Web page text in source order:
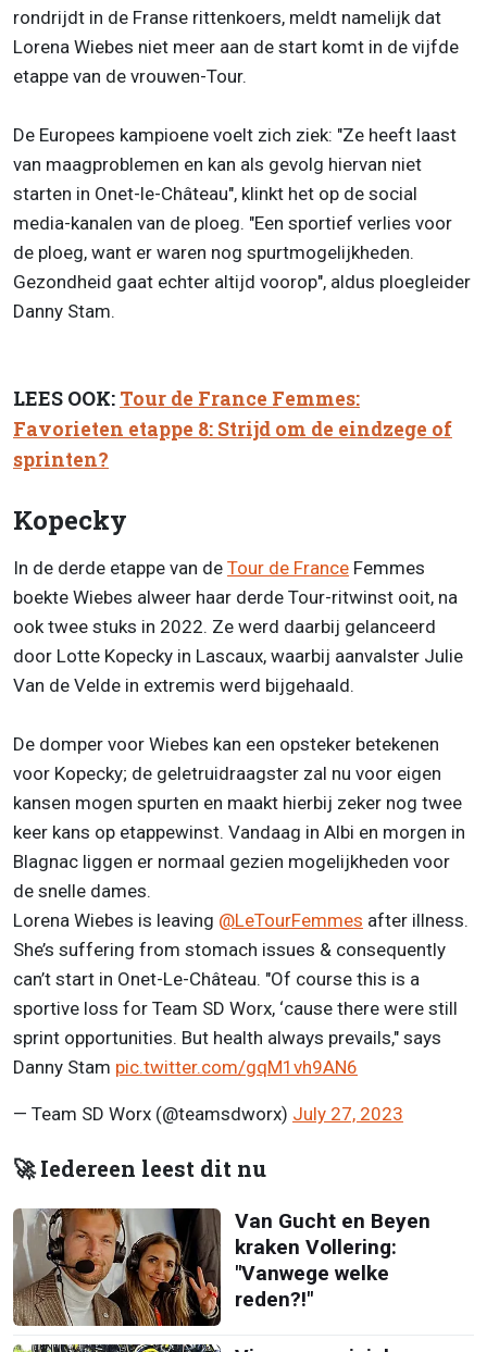
rondrijdt in de Franse rittenkoers, meldt namelijk dat
Lorena Wiebes niet meer aan de start komt in de vijfde
etappe van de vrouwen-Tour.
De Europees kampioene voelt zich ziek: "Ze heeft laast
van maagproblemen en kan als gevolg hiervan niet
starten in Onet-le-Château", klinkt het op de social
media-kanalen van de ploeg. "Een sportief verlies voor
de ploeg, want er waren nog spurtmogelijkheden.
Gezondheid gaat echter altijd voorop", aldus ploegleider
Danny Stam.
LEES OOK: Tour de France Femmes:
Favorieten etappe 8: Strijd om de eindzege of
sprinten?
Kopecky
In de derde etappe van de Tour de France Femmes
boekte Wiebes alweer haar derde Tour-ritwinst ooit, na
ook twee stuks in 2022. Ze werd daarbij gelanceerd
door Lotte Kopecky in Lascaux, waarbij aanvalster Julie
Van de Velde in extremis werd bijgehaald.
De domper voor Wiebes kan een opsteker betekenen
voor Kopecky; de geletruidraagster zal nu voor eigen
kansen mogen spurten en maakt hierbij zeker nog twee
keer kans op etappewinst. Vandaag in Albi en morgen in
Blagnac liggen er normaal gezien mogelijkheden voor
de snelle dames.
Lorena Wiebes is leaving @LeTourFemmes after illness.
She’s suffering from stomach issues & consequently
can’t start in Onet-Le-Château. "Of course this is a
sportive loss for Team SD Worx, ‘cause there were still
sprint opportunities. But health always prevails," says
Danny Stam pic.twitter.com/gqM1vh9AN6
— Team SD Worx (@teamsdworx) July 27, 2023
🚀 Iedereen leest dit nu
Van Gucht en Beyen
kraken Vollering:
"Vanwege welke
reden?!"